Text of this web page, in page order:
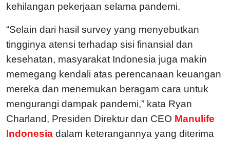
kehilangan pekerjaan selama pandemi.
“Selain dari hasil survey yang menyebutkan
tingginya atensi terhadap sisi finansial dan
kesehatan, masyarakat Indonesia juga makin
memegang kendali atas perencanaan keuangan
mereka dan menemukan beragam cara untuk
mengurangi dampak pandemi,” kata Ryan
Charland, Presiden Direktur dan CEO Manulife
Indonesia dalam keterangannya yang diterima